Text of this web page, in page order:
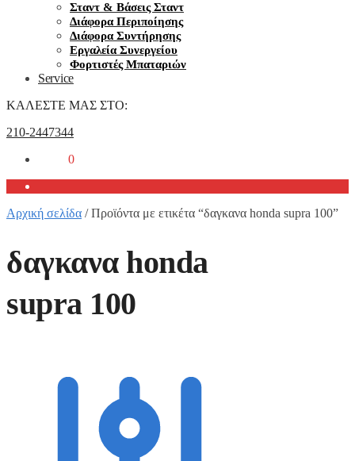
Σταντ & Βάσεις Σταντ
Διάφορα Περιποίησης
Διάφορα Συντήρησης
Εργαλεία Συνεργείου
Φορτιστές Μπαταριών
Service
ΚΑΛΕΣΤΕ ΜΑΣ ΣΤΟ:
210-2447344
0
Αρχική σελίδα /Προϊόντα με ετικέτα “δαγκανα honda supra 100”
δαγκανα honda
supra 100